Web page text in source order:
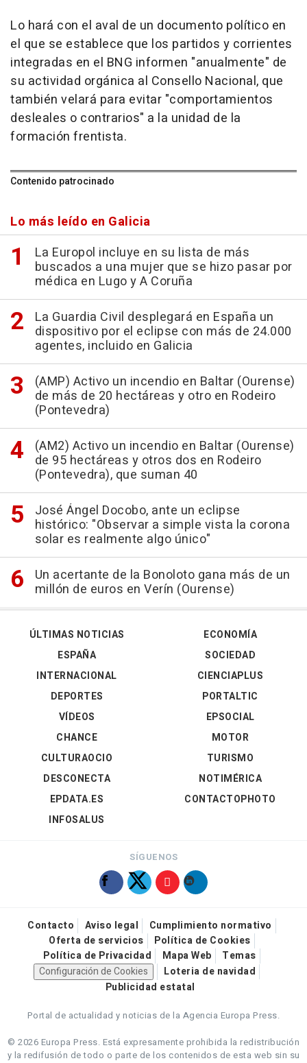
Lo hará con el aval de un documento político en
el que se establece que los partidos y corrientes
integradas en el BNG informen "anualmente" de
su actividad orgánica al Consello Nacional, que
también velará para evitar "comportamientos
desleales o contrarios" a la unidad de la
formación frentista.
Contenido patrocinado
Lo más leído en Galicia
La Europol incluye en su lista de más
buscados a una mujer que se hizo pasar por
médica en Lugo y A Coruña
La Guardia Civil desplegará en España un
dispositivo por el eclipse con más de 24.000
agentes, incluido en Galicia
(AMP) Activo un incendio en Baltar (Ourense)
de más de 20 hectáreas y otro en Rodeiro
(Pontevedra)
(AM2) Activo un incendio en Baltar (Ourense)
de 95 hectáreas y otros dos en Rodeiro
(Pontevedra), que suman 40
José Ángel Docobo, ante un eclipse
histórico: "Observar a simple vista la corona
solar es realmente algo único"
Un acertante de la Bonoloto gana más de un
millón de euros en Verín (Ourense)
ÚLTIMAS NOTICIAS
ESPAÑA
INTERNACIONAL
DEPORTES
VÍDEOS
ECONOMÍA
SOCIEDAD
CIENCIAPLUS
PORTALTIC
EPSOCIAL
CHANCE
CULTURAOCIO
DESCONECTA
EPDATA.ES
INFOSALUS
MOTOR
TURISMO
NOTIMÉRICA
CONTACTOPHOTO
SÍGUENOS
Contacto Aviso legal
Cumplimiento normativo
Oferta de servicios
Política de Cookies
Política de Privacidad
Mapa Web
Temas
Configuración de Cookies
Loteria de navidad
Publicidad estatal
Portal de actualidad y noticias de la Agencia Europa Press.
© 2026 Europa Press. Está expresamente prohibida la redistribución
y la redifusión de todo o parte de los contenidos de esta web sin su